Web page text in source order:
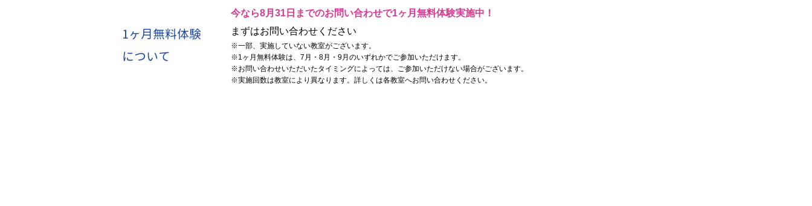
1ヶ月無料体験
について
今なら8月31日までのお問い合わせで1ヶ月無料体験実施中！
まずはお問い合わせください
※一部、実施していない教室がございます。
※1ヶ月無料体験は、7月・8月・9月のいずれかでご参加いただけます。
※お問い合わせいただいたタイミングによっては、ご参加いただけない場合がございます。
※実施回数は教室により異なります。詳しくは各教室へお問い合わせください。